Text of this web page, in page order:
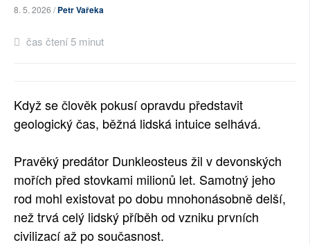
NEJČTENĚJŠÍ ZA 7 DNÍ
AUTOŘI
SOCIÁLNÍ SÍTĚ
PLNÁ VERZE STRÁNEK
8. 5. 2026 /Petr Vařeka
čas čtení 5 minut
Když se člověk pokusí opravdu představit
geologický čas, běžná lidská intuice selhává.
Pravěký predátor Dunkleosteus žil v devonských
mořích před stovkami milionů let. Samotný jeho
rod mohl existovat po dobu mnohonásobně delší,
než trvá celý lidský příběh od vzniku prvních
civilizací až po současnost.